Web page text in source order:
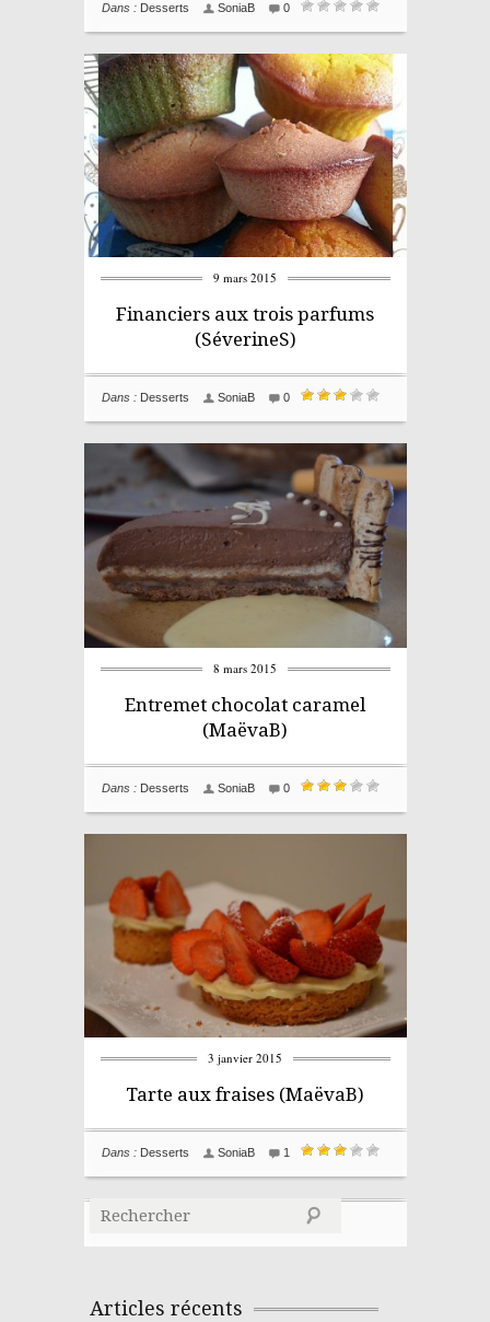
0
SoniaB
Dans : Desserts
9 mars 2015
Financiers aux trois parfums
(SéverineS)
0
SoniaB
Dans : Desserts
8 mars 2015
Entremet chocolat caramel
(MaëvaB)
0
SoniaB
Dans : Desserts
3 janvier 2015
Tarte aux fraises (MaëvaB)
1
SoniaB
Dans : Desserts
← Older posts
Articles récents